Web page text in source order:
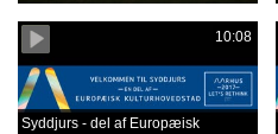
10:08
Syddjurs - del af Europæisk